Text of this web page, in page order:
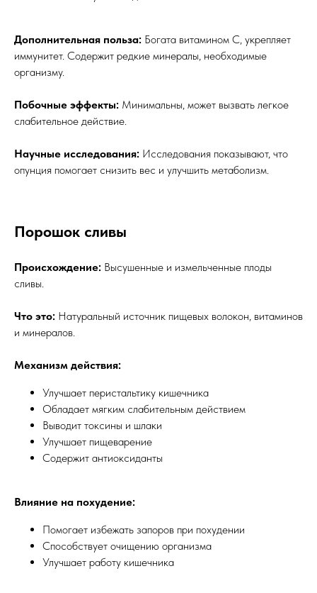
Дополнительная польза: Богата витамином C, укрепляет
иммунитет. Содержит редкие минералы, необходимые
организму.
Побочные эффекты: Минимальны, может вызвать легкое
слабительное действие.
Научные исследования: Исследования показывают, что
опунция помогает снизить вес и улучшить метаболизм.
Порошок сливы
Происхождение: Высушенные и измельченные плоды
сливы.
Что это: Натуральный источник пищевых волокон, витаминов
и минералов.
Механизм действия:
Улучшает перистальтику кишечника
Обладает мягким слабительным действием
Выводит токсины и шлаки
Улучшает пищеварение
Содержит антиоксиданты
Влияние на похудение:
Помогает избежать запоров при похудении
Способствует очищению организма
Улучшает работу кишечника